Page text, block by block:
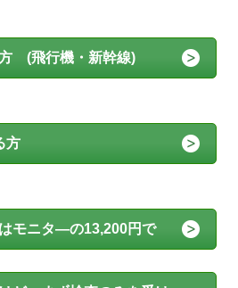
(飛行機・新幹線)
方
モニタ―の13,200円で